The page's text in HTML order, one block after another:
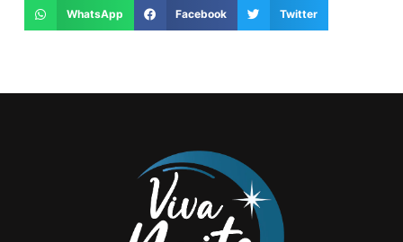
WhatsApp Facebook Twitter